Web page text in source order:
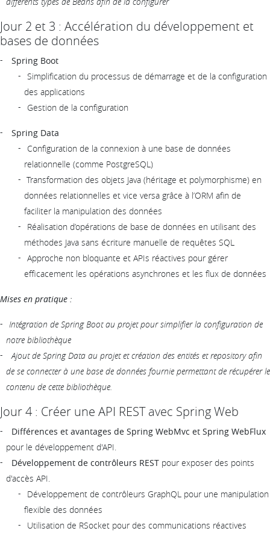
Jour 2 et 3 : Accélération du développement et
bases de données
Spring Boot
Simplification du processus de démarrage et de la configuration
des applications
Gestion de la configuration
Spring Data
Configuration de la connexion à une base de données
relationnelle (comme PostgreSQL)
Transformation des objets Java (héritage et polymorphisme) en
données relationnelles et vice versa grâce à l’ORM afin de
faciliter la manipulation des données
Réalisation d’opérations de base de données en utilisant des
méthodes Java sans écriture manuelle de requêtes SQL
Approche non bloquante et APIs réactives pour gérer
efficacement les opérations asynchrones et les flux de données
Mises en pratique :
Intégration de Spring Boot au projet pour simplifier la configuration de
notre bibliothèque
Ajout de Spring Data au projet et création des entités et repository afin
de se connecter à une base de données fournie permettant de récupérer le
contenu de cette bibliothèque.
Jour 4 : Créer une API REST avec Spring Web
Différences et avantages de Spring WebMvc et Spring WebFlux
pour le développement d'API.
Développement de contrôleurs REST pour exposer des points
d'accès API.
Développement de contrôleurs GraphQL pour une manipulation
flexible des données
Utilisation de RSocket pour des communications réactives